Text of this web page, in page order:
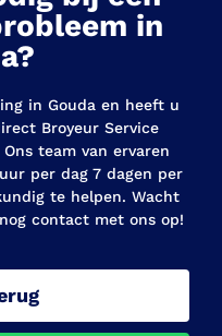
in
in Gouda en heeft u
Broyeur Service
Ons team van ervaren
per dag 7 dagen per
te helpen. Wacht
contact met ons op!